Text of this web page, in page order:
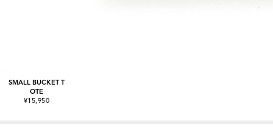
SMALL BUCKET T
OTE
¥15,950